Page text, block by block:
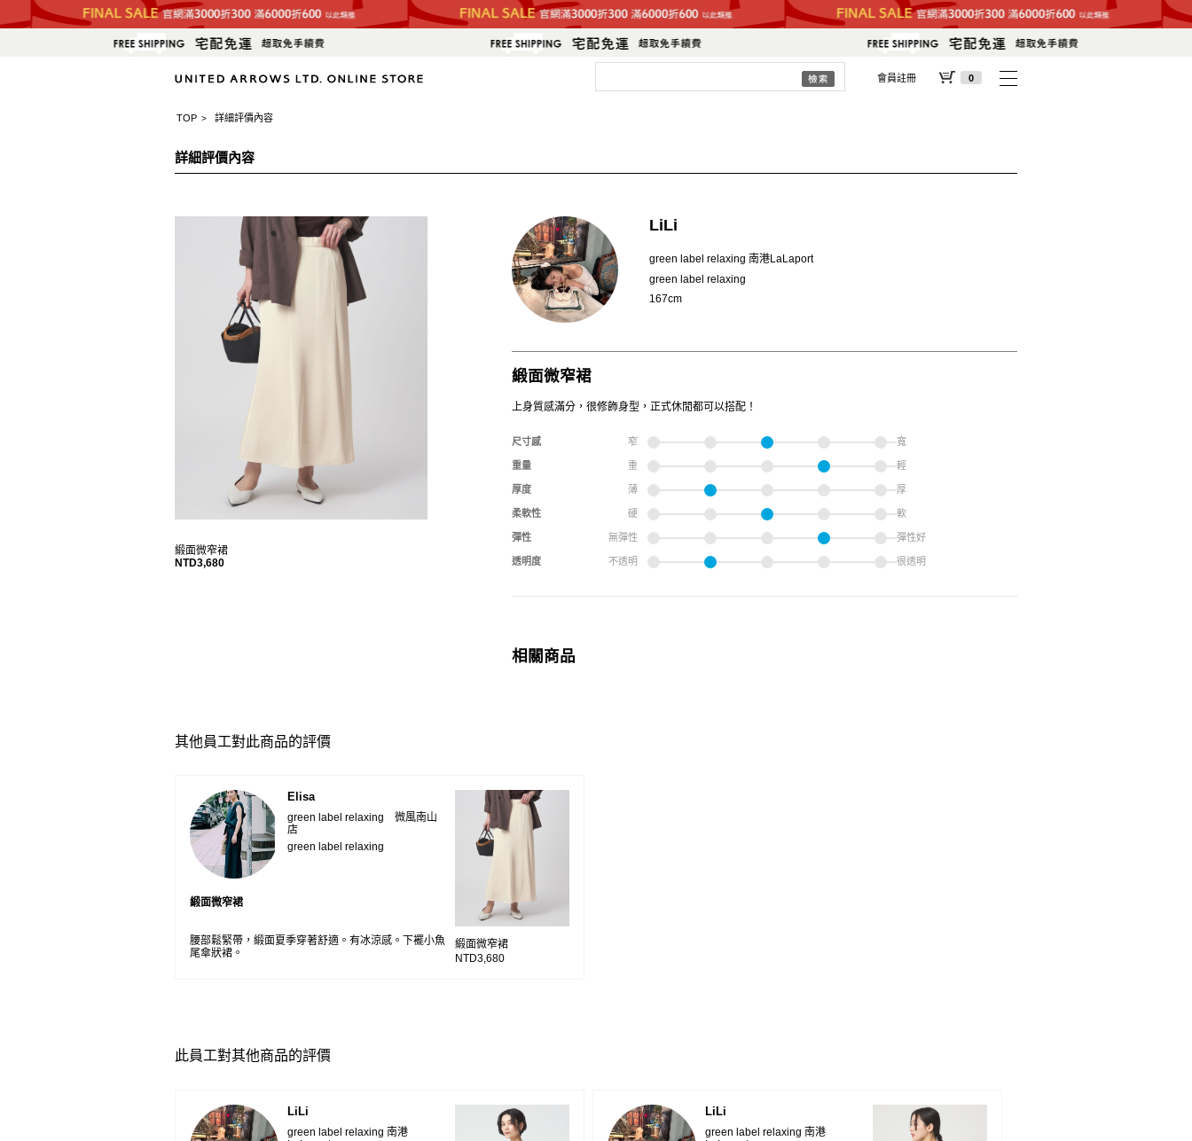
會員註冊 0
TOP > 詳細評價內容
詳細評價內容
緞面微窄裙
NTD3,680
LiLi
green label relaxing 南港LaLaport
green label relaxing
167cm
緞面微窄裙
上身質感滿分，很修飾身型，正式休閒都可以搭配！
尺寸感 窄 寬
重量 重 輕
厚度 薄 厚
柔軟性 硬 軟
彈性 無彈性 彈性好
透明度 不透明 很透明
相關商品
其他員工對此商品的評價
Elisa
green label relaxing 微風南山
店
green label relaxing
緞面微窄裙
腰部鬆緊帶，緞面夏季穿著舒適。有冰涼感。下襬小魚
尾傘狀裙。
緞面微窄裙
NTD3,680
此員工對其他商品的評價
LiLi
green label relaxing 南港
LiLi
green label relaxing 南港